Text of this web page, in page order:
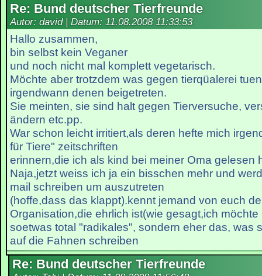
Re: Bund deutscher Tierfreunde
Autor: david | Datum: 11.08.2008 11:33:53
Hallo zusammen,
bin selbst kein Veganer
und noch nicht mal komplett vegetarisch.
Möchte aber trotzdem was gegen tierqüalerei
irgendwann denen beigetreten.
Sie meinten, sie sind halt gegen Tierversuche,
ändern etc.pp.
War schon leicht irritiert,als deren hefte mich
für Tiere" zeitschriften
erinnern,die ich als kind bei meiner Oma gelesen
Naja,jetzt weiss ich ja ein bisschen mehr und
mail schreiben um auszutreten
(hoffe,dass das klappt).kennt jemand von euch
Organisation,die ehrlich ist(wie gesagt,ich
soetwas total "radikales", sondern eher das, was
auf die Fahnen schreiben
Re: Bund deutscher Tierfreunde